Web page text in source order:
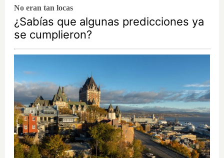
No eran tan locas
¿Sabías que algunas predicciones ya
se cumplieron?